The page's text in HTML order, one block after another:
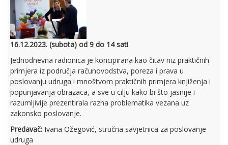
16.12.2023. (subota) od 9 do 14 sati
Jednodnevna radionica je koncipirana kao čitav niz praktičnih
primjera iz područja računovodstva, poreza i prava u
poslovanju udruga i mnoštvom praktičnih primjera knjiženja i
popunjavanja obrazaca, a sve u cilju kako bi što jasnije i
razumljivije prezentirala razna problematika vezana uz
zakonsko poslovanje.
Predavač: Ivana Ožegović, stručna savjetnica za poslovanje
udruga